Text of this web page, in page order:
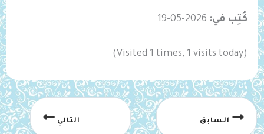
كُتِب في: 2026-05-19
(Visited 1 times, 1 visits today)
السابق التالي